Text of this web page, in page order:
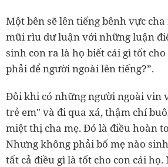
Một bên sẽ lên tiếng bênh vực
mũi rìu dư luận với những luận
sinh con ra là họ biết cái gì tốt cho
phải để người ngoài lên tiếng?”.
Đôi khi có những người ngoài vin
trẻ em" và đi qua xá, thậm chí
miệt thị cha mẹ. Đó là điều hoàn
Nhưngkhông phải bố mẹ nào
tất cả điều gì là tốt cho con cái họ.